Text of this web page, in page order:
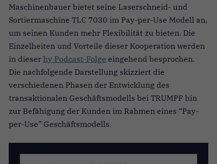
Maschinenbauer bietet seine Laserschneid- und
Sortiermaschine TLC 7030 im Pay-per-Use Modell an,
um seinen Kunden mehr Flexibilität zu bieten. Die
Einzelheiten und Vorteile dieser Kooperation werden
in dieser hy Podcast-Folge eingehend besprochen.
Die nachfolgende Darstellung skizziert die
verschiedenen Phasen der Entwicklung des
transaktionalen Geschäftsmodells bei TRUMPF hin
zur Befähigung der Kunden im Rahmen eines “Pay-
per-Use” Geschäftsmodells.